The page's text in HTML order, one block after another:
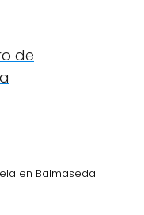
de
en Balmaseda